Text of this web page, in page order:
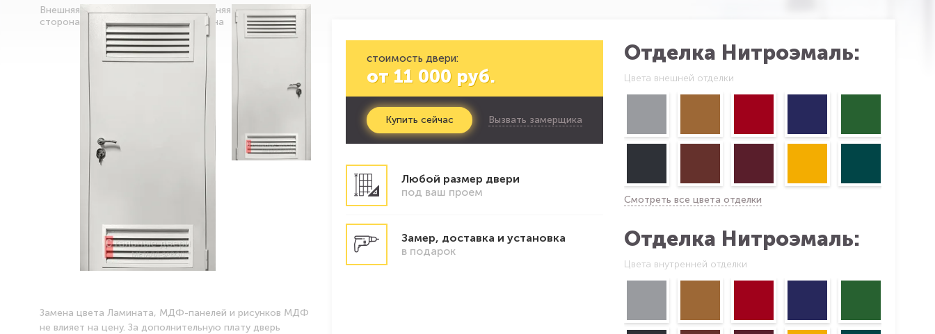
Внешняя
сторона
Внутренняя
сторона
Замена цвета Ламината, МДФ-панелей и рисунков МДФ
не влияет на цену. За дополнительную плату дверь
стоимость двери:
от 11 000 руб.
Купить сейчас Вызвать замерщика
Любой размер двери
под ваш проем
Замер, доставка и установка
в подарок
Отделка Нитроэмаль:
Цвета внешней отделки
Смотреть все цвета отделки
Отделка Нитроэмаль:
Цвета внутренней отделки